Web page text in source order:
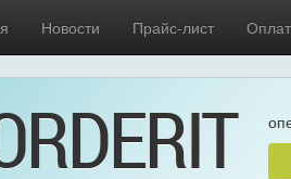
Новости Прайс-лист